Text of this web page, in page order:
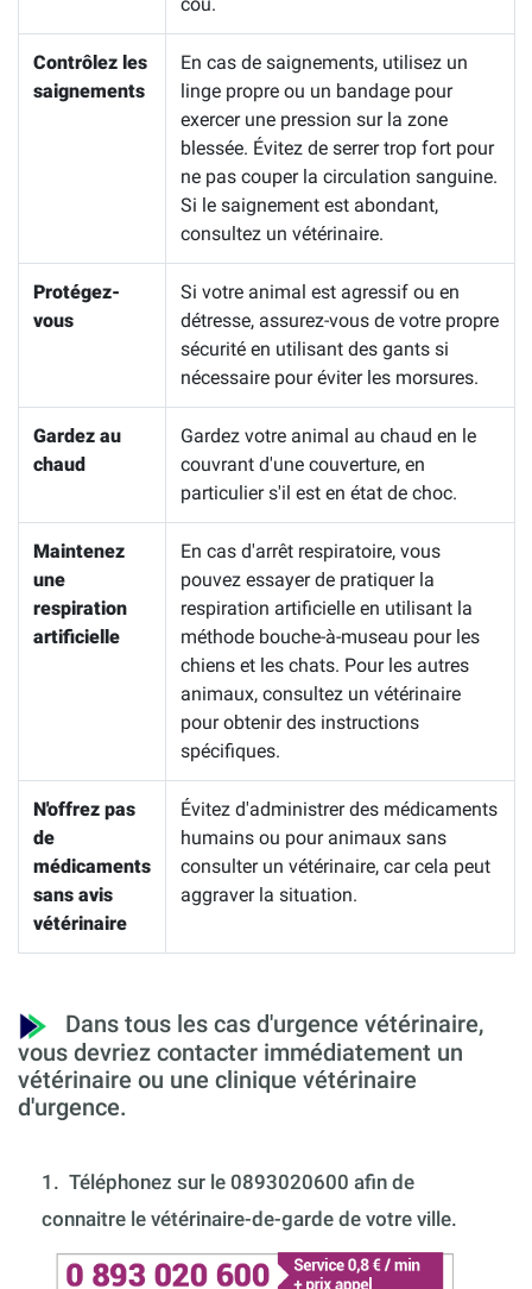
Contrôlez les
saignements
En cas de saignements, utilisez un
linge propre ou un bandage pour
exercer une pression sur la zone
blessée. Évitez de serrer trop fort pour
ne pas couper la circulation sanguine.
Si le saignement est abondant,
consultez un vétérinaire.
Protégez-
vous
Si votre animal est agressif ou en
détresse, assurez-vous de votre propre
sécurité en utilisant des gants si
nécessaire pour éviter les morsures.
Gardez au
chaud
Gardez votre animal au chaud en le
couvrant d'une couverture, en
particulier s'il est en état de choc.
Maintenez
une
respiration
artificielle
En cas d'arrêt respiratoire, vous
pouvez essayer de pratiquer la
respiration artificielle en utilisant la
méthode bouche-à-museau pour les
chiens et les chats. Pour les autres
animaux, consultez un vétérinaire
pour obtenir des instructions
spécifiques.
N'offrez pas
de
médicaments
sans avis
vétérinaire
Évitez d'administrer des médicaments
humains ou pour animaux sans
consulter un vétérinaire, car cela peut
aggraver la situation.
Dans tous les cas d'urgence vétérinaire,
vous devriez contacter immédiatement un
vétérinaire ou une clinique vétérinaire
d'urgence.
1. Téléphonez sur le 0893020600 afin de
connaitre le vétérinaire-de-garde de votre ville.